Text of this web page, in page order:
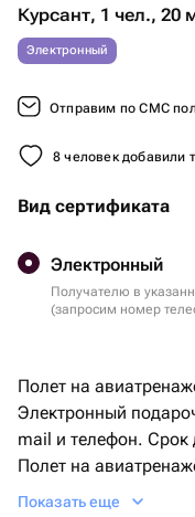
Курсант, 1 чел., 20
Электронный
Отправим по СМС
8 человек добавили
Вид сертификата
Электронный
Получателю в
(запросим номер
Полет на
Электронный
mail и телефон. Срок
Полет на
Су-27 с фигурами
Показать еще